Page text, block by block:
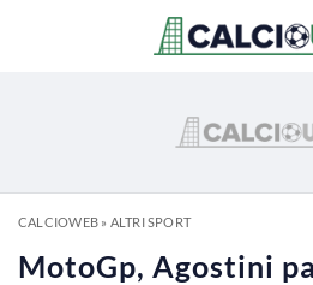
CALCIOWEB» ALTRI SPORT
MotoGp, Agostini